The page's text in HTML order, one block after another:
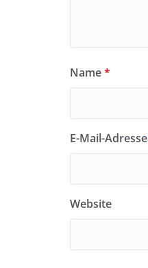
Name*
E-Mail-Adresse
Website